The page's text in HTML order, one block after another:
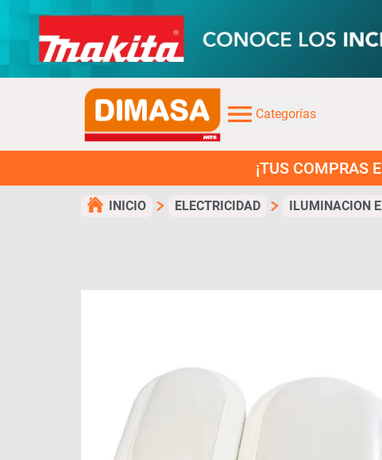
Categorías
¡TUS COMPRAS EN 3
INICIO ELECTRICIDAD ILUMINACION